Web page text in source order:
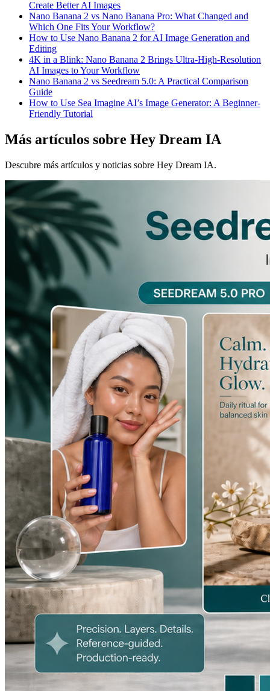
Create Better AI Images
Nano Banana 2 vs Nano Banana Pro: What Changed and
Which One Fits Your Workflow?
How to Use Nano Banana 2 for AI Image Generation and
Editing
4K in a Blink: Nano Banana 2 Brings Ultra-High-Resolution
AI Images to Your Workflow
Nano Banana 2 vs Seedream 5.0: A Practical Comparison
Guide
How to Use Sea Imagine AI’s Image Generator: A Beginner-
Friendly Tutorial
Más artículos sobre Hey Dream IA
Descubre más artículos y noticias sobre Hey Dream IA.